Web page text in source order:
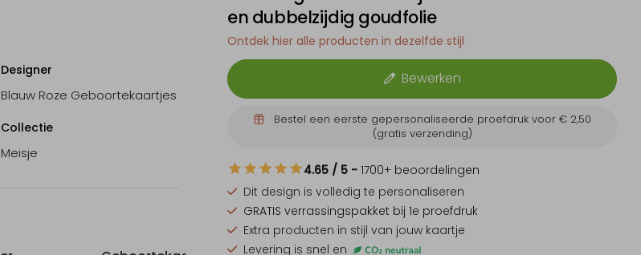
Designer
Blauw Roze Geboortekaartjes
Collectie
Meisje
en dubbelzijdig goudfolie
Ontdek hier alle producten in dezelfde stijl
Bewerken
Bestel een eerste gepersonaliseerde proefdruk voor € 2,50
(gratis verzending)
4.65 / 5 - 1700+ beoordelingen
Dit design is volledig te personaliseren
GRATIS verrassingspakket bij 1e proefdruk
Extra producten in stijl van jouw kaartje
Levering is snel en